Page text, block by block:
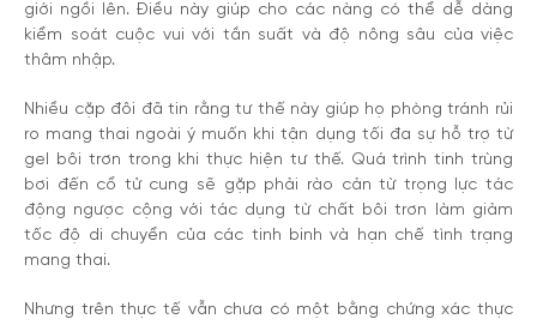
giới ngồi lên. Điều này giúp cho các nàng có thể dễ dàng
kiểm soát cuộc vui với tần suất và độ nông sâu của việc
thâm nhập.
Nhiều cặp đôi đã tin rằng tư thế này giúp họ phòng tránh rủi
ro mang thai ngoài ý muốn khi tận dụng tối đa sự hỗ trợ từ
gel bôi trơn trong khi thực hiện tư thế. Quá trình tinh trùng
bơi đến cổ tử cung sẽ gặp phải rào cản từ trọng lực tác
động ngược cộng với tác dụng từ chất bôi trơn làm giảm
tốc độ di chuyển của các tinh binh và hạn chế tình trạng
mang thai.
Nhưng trên thực tế vẫn chưa có một bằng chứng xác thực